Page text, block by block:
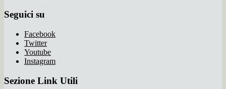
Seguici su
Facebook
Twitter
Youtube
Instagram
Sezione Link Utili